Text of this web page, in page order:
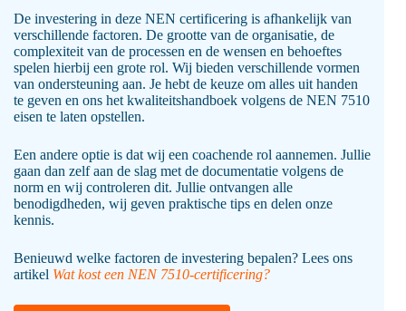
De investering in deze NEN certificering is afhankelijk van
verschillende factoren. De grootte van de organisatie, de
complexiteit van de processen en de wensen en behoeftes
spelen hierbij een grote rol. Wij bieden verschillende vormen
van ondersteuning aan. Je hebt de keuze om alles uit handen
te geven en ons het kwaliteitshandboek volgens de NEN 7510
eisen te laten opstellen.
Een andere optie is dat wij een coachende rol aannemen. Jullie
gaan dan zelf aan de slag met de documentatie volgens de
norm en wij controleren dit. Jullie ontvangen alle
benodigdheden, wij geven praktische tips en delen onze
kennis.
Benieuwd welke factoren de investering bepalen? Lees ons
artikel Wat kost een NEN 7510-certificering?